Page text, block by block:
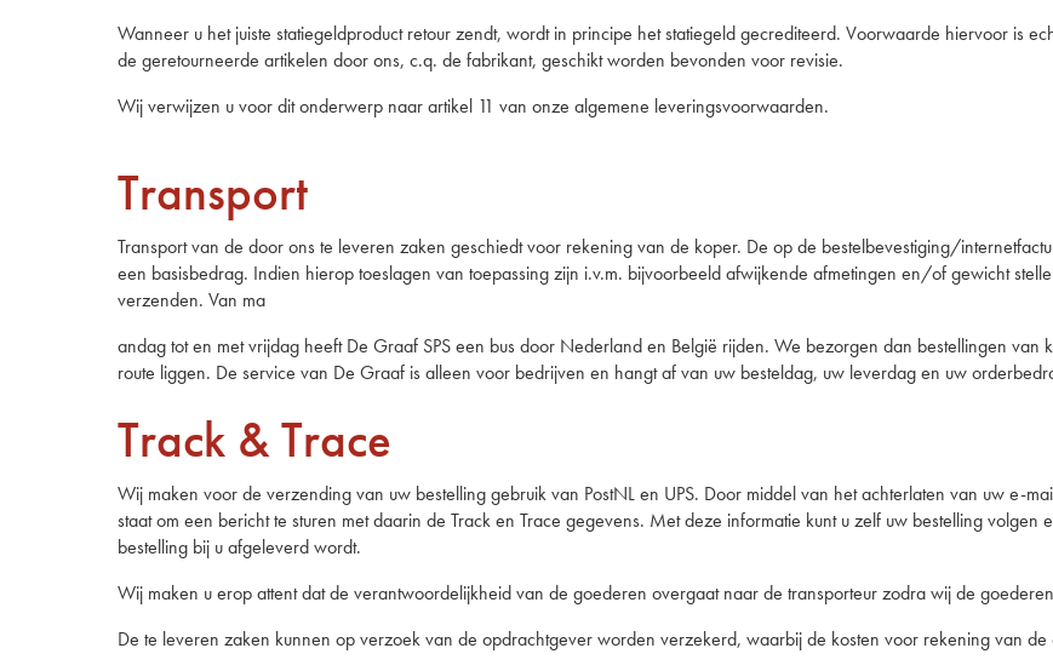
Wanneer u het juiste statiegeldproduct retour zendt, wordt in principe het statiegeld gecrediteerd. Voorwaarde hiervoor is
de geretourneerde artikelen door ons, c.q. de fabrikant, geschikt worden bevonden voor revisie.
Wij verwijzen u voor dit onderwerp naar artikel 11 van onze algemene leveringsvoorwaarden.
Transport
Transport van de door ons te leveren zaken geschiedt voor rekening van de koper. De op de bestelbevestiging/
een basisbedrag. Indien hierop toeslagen van toepassing zijn i.v.m. bijvoorbeeld afwijkende afmetingen en/of gewicht
verzenden. Van ma
andag tot en met vrijdag heeft De Graaf SPS een bus door Nederland en België rijden. We bezorgen dan bestellingen van
route liggen. De service van De Graaf is alleen voor bedrijven en hangt af van uw besteldag, uw leverdag en uw
Track & Trace
Wij maken voor de verzending van uw bestelling gebruik van PostNL en UPS. Door middel van het achterlaten van uw e-
staat om een bericht te sturen met daarin de Track en Trace gegevens. Met deze informatie kunt u zelf uw bestelling volgen
bestelling bij u afgeleverd wordt.
Wij maken u erop attent dat de verantwoordelijkheid van de goederen overgaat naar de transporteur zodra wij de
De te leveren zaken kunnen op verzoek van de opdrachtgever worden verzekerd, waarbij de kosten voor rekening van